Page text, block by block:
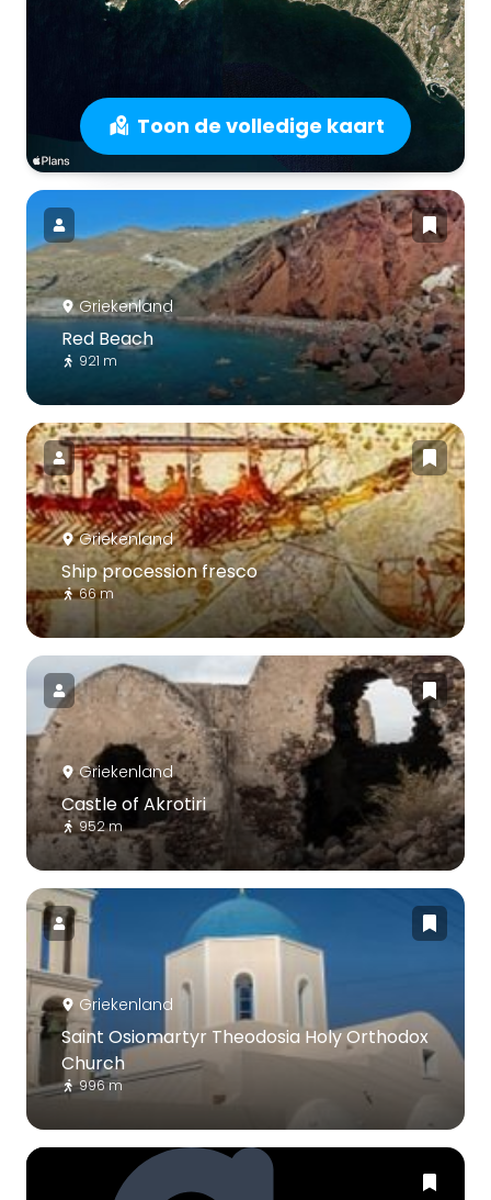
Toon de volledige kaart
Griekenland
Red Beach
921 m
Griekenland
Ship procession fresco
66 m
Griekenland
Castle of Akrotiri
952 m
Griekenland
Saint Osiomartyr Theodosia Holy Orthodox
Church
996 m